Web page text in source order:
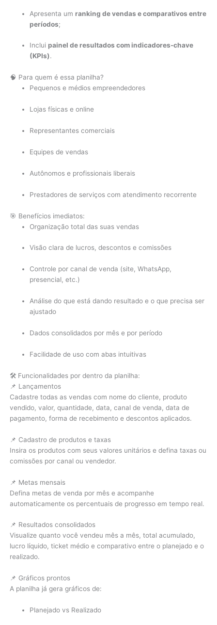
Apresenta um ranking de vendas e comparativos entre
períodos;
Inclui painel de resultados com indicadores-chave
(KPIs).
🧠 Para quem é essa planilha?
Pequenos e médios empreendedores
Lojas físicas e online
Representantes comerciais
Equipes de vendas
Autônomos e profissionais liberais
Prestadores de serviços com atendimento recorrente
🎯 Benefícios imediatos:
Organização total das suas vendas
Visão clara de lucros, descontos e comissões
Controle por canal de venda (site, WhatsApp,
presencial, etc.)
Análise do que está dando resultado e o que precisa ser
ajustado
Dados consolidados por mês e por período
Facilidade de uso com abas intuitivas
🛠️ Funcionalidades por dentro da planilha:
📌 Lançamentos
Cadastre todas as vendas com nome do cliente, produto
vendido, valor, quantidade, data, canal de venda, data de
pagamento, forma de recebimento e descontos aplicados.
📌 Cadastro de produtos e taxas
Insira os produtos com seus valores unitários e defina taxas ou
comissões por canal ou vendedor.
📌 Metas mensais
Defina metas de venda por mês e acompanhe
automaticamente os percentuais de progresso em tempo real.
📌 Resultados consolidados
Visualize quanto você vendeu mês a mês, total acumulado,
lucro líquido, ticket médio e comparativo entre o planejado e o
realizado.
📌 Gráficos prontos
A planilha já gera gráficos de:
Planejado vs Realizado